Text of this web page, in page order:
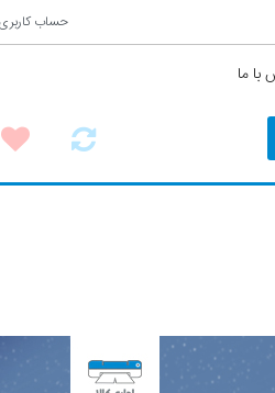
حساب کاربری
با ما